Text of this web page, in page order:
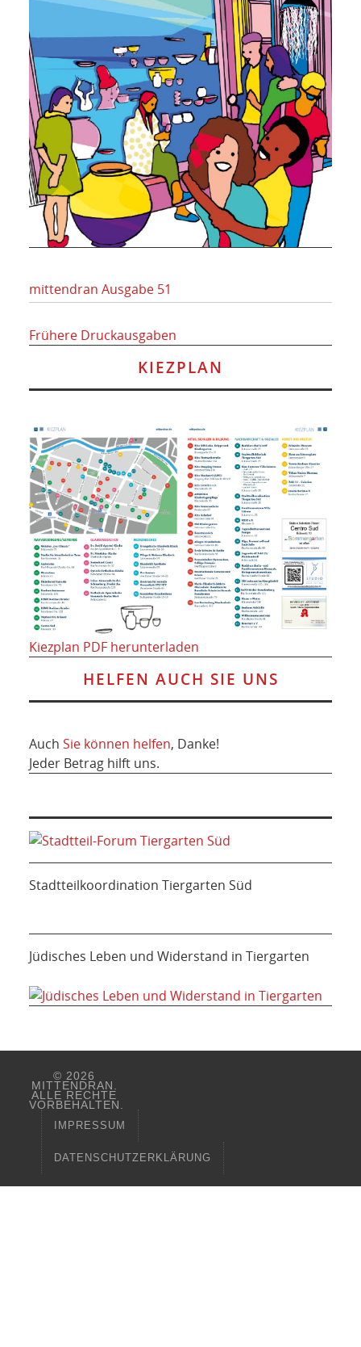
mittendran Ausgabe 51
Frühere Druckausgaben
KIEZPLAN
Kiezplan PDF herunterladen
HELFEN AUCH SIE UNS
Auch Sie können helfen, Danke!
Jeder Betrag hilft uns.
Stadtteilkoordination Tiergarten Süd
Jüdisches Leben und Widerstand in Tiergarten
© 2026
MITTENDRAN.
ALLE RECHTE
VORBEHALTEN.
IMPRESSUM
DATENSCHUTZERKLÄRUNG